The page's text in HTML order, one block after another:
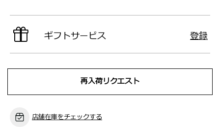
ギフトサービス 登録
再入荷リクエスト
店舗在庫をチェックする